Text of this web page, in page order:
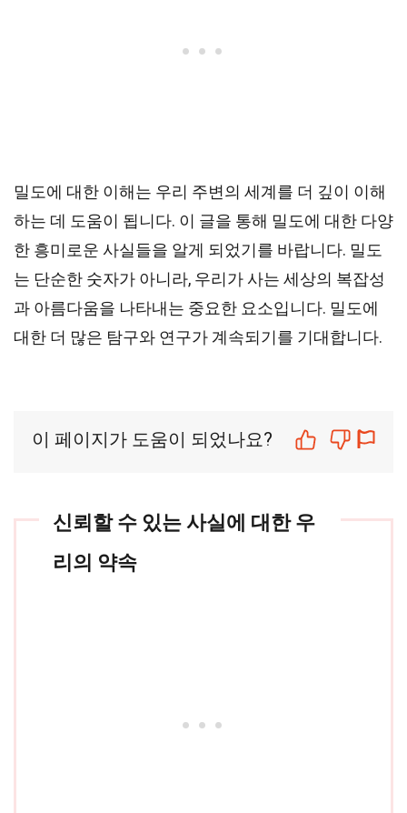
밀도에 대한 이해는 우리 주변의 세계를 더 깊이 이해
하는 데 도움이 됩니다. 이 글을 통해 밀도에 대한 다양
한 흥미로운 사실들을 알게 되었기를 바랍니다. 밀도
는 단순한 숫자가 아니라, 우리가 사는 세상의 복잡성
과 아름다움을 나타내는 중요한 요소입니다. 밀도에
대한 더 많은 탐구와 연구가 계속되기를 기대합니다.
이 페이지가 도움이 되었나요?
신뢰할 수 있는 사실에 대한 우
리의 약속